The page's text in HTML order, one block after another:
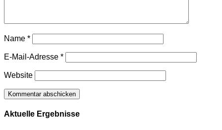
Name *
E-Mail-Adresse *
Website
Aktuelle Ergebnisse